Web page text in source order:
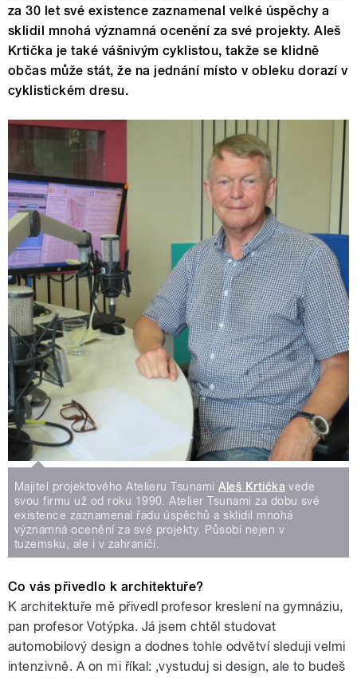
za 30 let své existence zaznamenal velké úspěchy a
sklidil mnohá významná ocenění za své projekty. Aleš
Krtička je také vášnivým cyklistou, takže se klidně
občas může stát, že na jednání místo v obleku dorazí v
cyklistickém dresu.
Majitel projektového Atelieru TsunamiAleš Krtička vede
svou firmu už od roku 1990. Atelier Tsunami za dobu své
existence zaznamenal řadu úspěchů a sklidil mnohá
významná ocenění za své projekty. Působí nejen v
tuzemsku, ale i v zahraničí.
Co vás přivedlo k architektuře?
K architektuře mě přivedl profesor kreslení na gymnáziu,
pan profesor Votýpka. Já jsem chtěl studovat
automobilový design a dodnes tohle odvětví sleduji velmi
intenzivně. A on mi říkal: ‚vystuduj si design, ale to budeš